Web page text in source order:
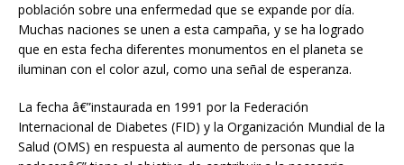
población sobre una enfermedad que se expande por día.
Muchas naciones se unen a esta campaña, y se ha logrado
que en esta fecha diferentes monumentos en el planeta se
iluminan con el color azul, como una señal de esperanza.
La fecha â€”instaurada en 1991 por la Federación
Internacional de Diabetes (FID) y la Organización Mundial de la
Salud (OMS) en respuesta al aumento de personas que la